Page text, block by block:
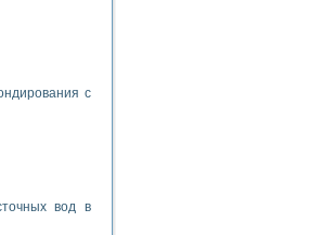
с
вод в